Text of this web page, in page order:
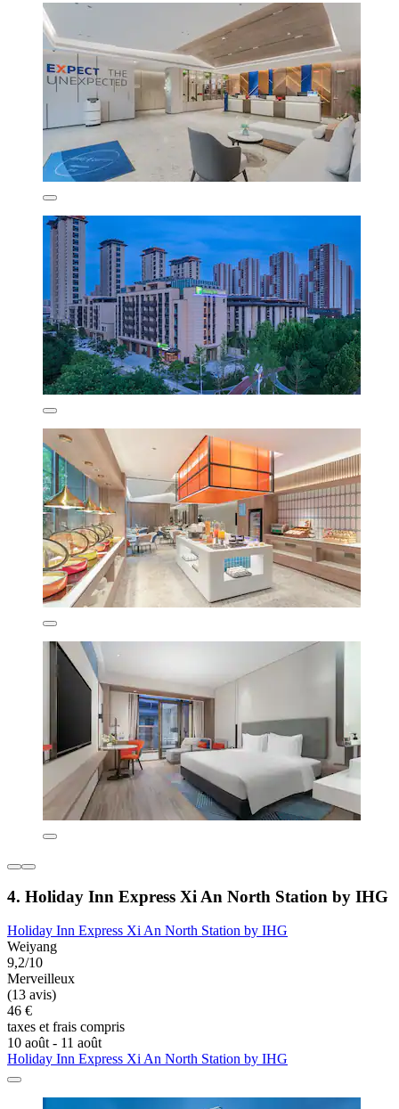
4. Holiday Inn Express Xi An North Station by IHG
Holiday Inn Express Xi An North Station by IHG
Weiyang
9,2/10
Merveilleux
(13 avis)
46 €
taxes et frais compris
10 août - 11 août
Holiday Inn Express Xi An North Station by IHG